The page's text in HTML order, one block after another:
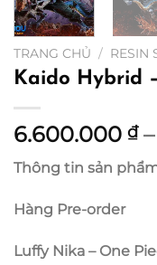
TRANG CHỦ / RESIN
Kaido Hybrid
6.600.000 ₫ –
Thông tin sản
Hàng Pre-order
Luffy Nika – One